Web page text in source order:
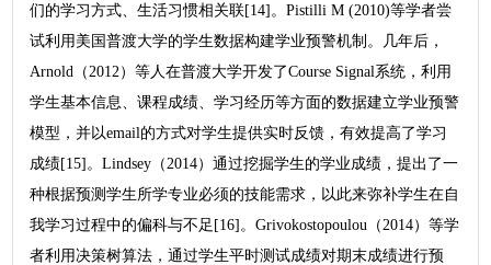
们的学习方式、生活习惯相关联[14]。Pistilli M (2010)等学者尝
试利用美国普渡大学的学生数据构建学业预警机制。几年后，
Arnold（2012）等人在普渡大学开发了Course Signal系统，利用
学生基本信息、课程成绩、学习经历等方面的数据建立学业预警
模型，并以email的方式对学生提供实时反馈，有效提高了学习
成绩[15]。Lindsey（2014）通过挖掘学生的学业成绩，提出了一
种根据预测学生所学专业必须的技能需求，以此来弥补学生在自
我学习过程中的偏科与不足[16]。Grivokostopoulou（2014）等学
者利用决策树算法，通过学生平时测试成绩对期末成绩进行预